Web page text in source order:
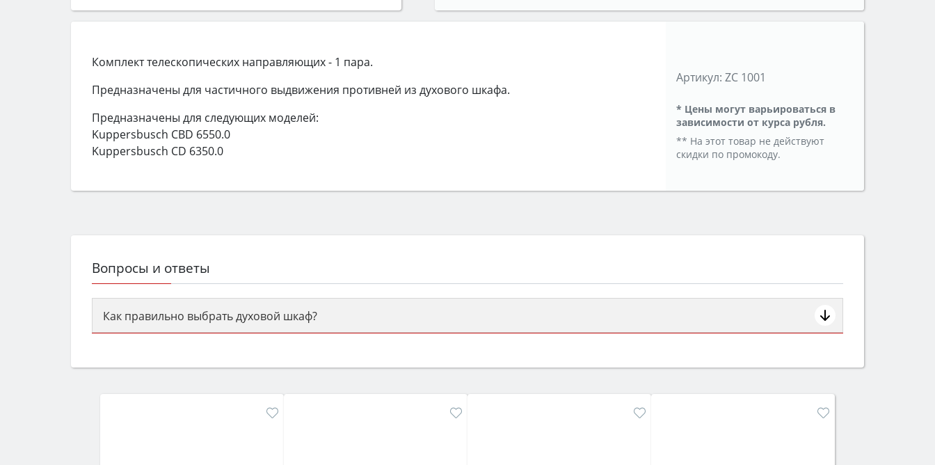
Комплект телескопических направляющих - 1 пара.
Предназначены для частичного выдвижения противней из духового шкафа.
Предназначены для следующих моделей:
Kuppersbusch CBD 6550.0
Kuppersbusch CD 6350.0
Артикул: ZC 1001
* Цены могут варьироваться в
зависимости от курса рубля.
** На этот товар не действуют
скидки по промокоду.
Вопросы и ответы
Как правильно выбрать духовой шкаф?
семьи, класс энергопотребления не ниже A и нужные функции (конвекция, гриль, самоочистка, защита от детей).